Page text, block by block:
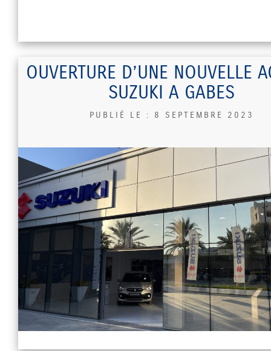
OUVERTURE D’UNE NOUVELLE
SUZUKI A GABES
PUBLIÉ LE : 8 SEPTEMBRE 2023